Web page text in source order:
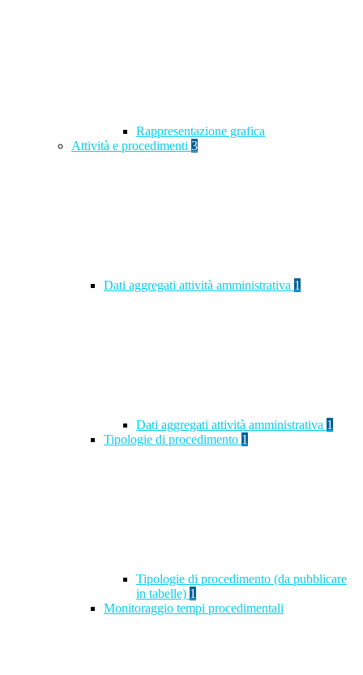
Rappresentazione grafica
Attività e procedimenti 3
Dati aggregati attività amministrativa 1
Dati aggregati attività amministrativa 1
Tipologie di procedimento 1
Tipologie di procedimento (da pubblicare
in tabelle) 1
Monitoraggio tempi procedimentali